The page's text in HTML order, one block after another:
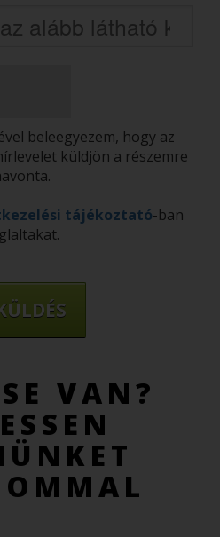
beleegyezem, hogy az
küldjön a részemre
tájékoztató-ban
VAN?